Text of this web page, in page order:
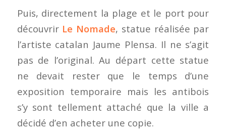
Puis, directement la plage et le port pour
découvrirLe Nomade, statue réalisée par
l’artiste catalan Jaume Plensa. Il ne s’agit
pas de l’original. Au départ cette statue
ne devait rester que le temps d’une
exposition temporaire mais les antibois
s’y sont tellement attaché que la ville a
décidé d’en acheter une copie.